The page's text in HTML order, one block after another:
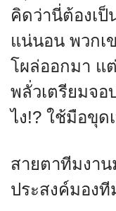
คิดว่านี่ต้องเป็
แน่นอน พวกเ
โผล่ออกมา แ
พลั่วเตรียมจอ
ไง!? ใช้มือขุด
สายตาทีมงา
ประสงค์มองที